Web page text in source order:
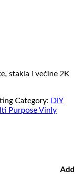
stakla i većine 2K
Category: DIY
Purpose Vinly
Add